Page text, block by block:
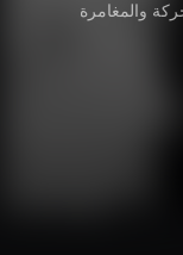
والمغامرة